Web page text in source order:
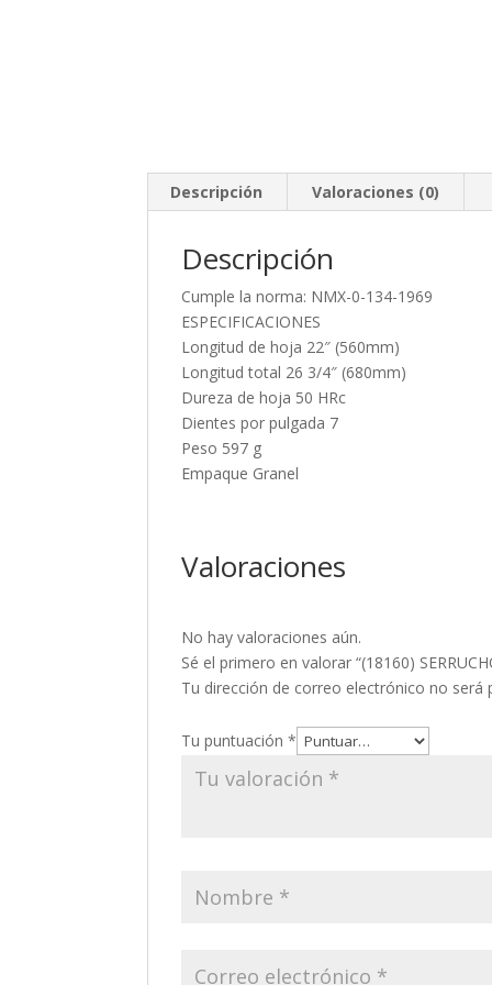
Descripción Valoraciones (0)
Descripción
Cumple la norma: NMX-0-134-1969
ESPECIFICACIONES
Longitud de hoja 22″ (560mm)
Longitud total 26 3/4″ (680mm)
Dureza de hoja 50 HRc
Dientes por pulgada 7
Peso 597 g
Empaque Granel
Valoraciones
No hay valoraciones aún.
Sé el primero en valorar “(18160)
Tu dirección de correo electrónico no será
Tu puntuación*